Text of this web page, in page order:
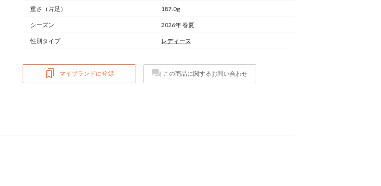
重さ （片足） 187.0g
シーズン 2026年 春夏
性別タイプ レディース
マイブランドに登録 この商品に関するお問い合わせ